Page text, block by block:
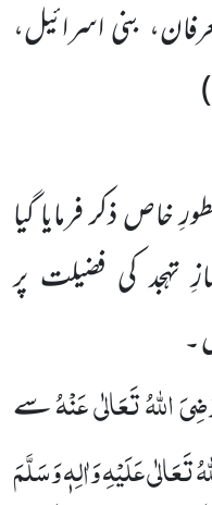
بنی اسرائیل،
خاص ذکر فرمایا گیا
کی فضیلت پر
اللّٰہُ تَعَالٰی عَنْہُسے
تَعَالٰی عَلَیْہِ وَاٰلِہٖ وَسَلَّمَ